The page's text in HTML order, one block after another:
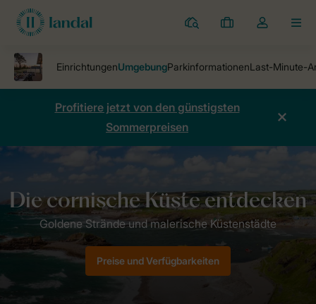
Ferienparks
Meine
Dropdown-
öffnen
Profitiere jetzt von den günstigsten
Sommerpreisen
Preise und Verfügbarkeiten